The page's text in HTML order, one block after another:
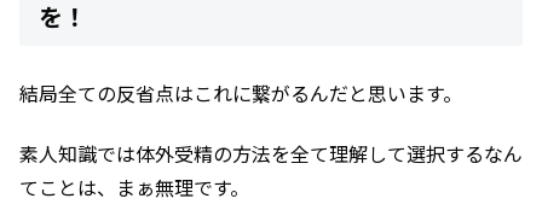
を！
結局全ての反省点はこれに繋がるんだと思います。
素人知識では体外受精の方法を全て理解して選択するなん
てことは、まぁ無理です。